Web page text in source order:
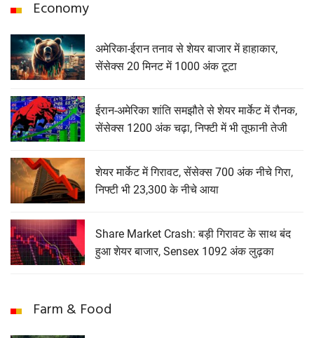
Economy
अमेरिका-ईरान तनाव से शेयर बाजार में हाहाकार,
सेंसेक्स 20 मिनट में 1000 अंक टूटा
ईरान-अमेरिका शांति समझौते से शेयर मार्केट में रौनक,
सेंसेक्स 1200 अंक चढ़ा, निफ्टी में भी तूफानी तेजी
शेयर मार्केट में गिरावट, सेंसेक्‍स 700 अंक नीचे गिरा,
निफ्टी भी 23,300 के नीचे आया
Share Market Crash: बड़ी गिरावट के साथ बंद
हुआ शेयर बाजार, Sensex 1092 अंक लुढ़का
Farm & Food